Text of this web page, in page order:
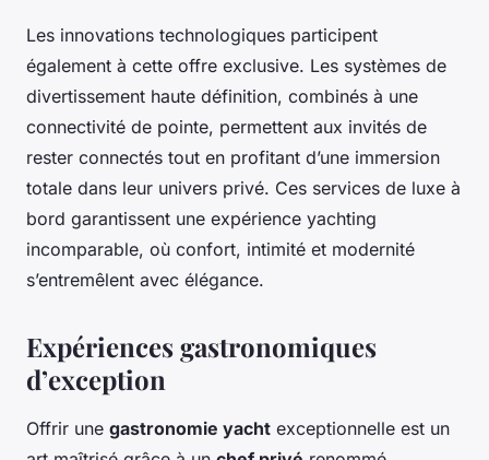
Les innovations technologiques participent
également à cette offre exclusive. Les systèmes de
divertissement haute définition, combinés à une
connectivité de pointe, permettent aux invités de
rester connectés tout en profitant d’une immersion
totale dans leur univers privé. Ces services de luxe à
bord garantissent une expérience yachting
incomparable, où confort, intimité et modernité
s’entremêlent avec élégance.
Expériences gastronomiques
d’exception
Offrir une gastronomie yacht exceptionnelle est un